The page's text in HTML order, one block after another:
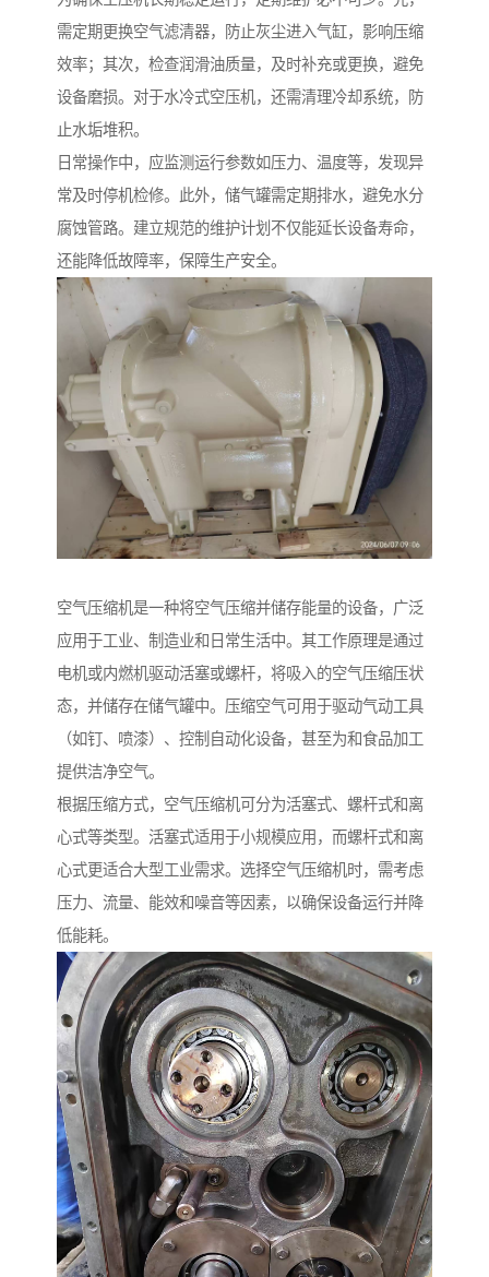
需定期更换空气滤清器，防止灰尘进入气缸，影响压缩
效率；其次，检查润滑油质量，及时补充或更换，避免
设备磨损。对于水冷式空压机，还需清理冷却系统，防
止水垢堆积。
日常操作中，应监测运行参数如压力、温度等，发现异
常及时停机检修。此外，储气罐需定期排水，避免水分
腐蚀管路。建立规范的维护计划不仅能延长设备寿命，
还能降低故障率，保障生产安全。
空气压缩机是一种将空气压缩并储存能量的设备，广泛
应用于工业、制造业和日常生活中。其工作原理是通过
电机或内燃机驱动活塞或螺杆，将吸入的空气压缩压状
态，并储存在储气罐中。压缩空气可用于驱动气动工具
（如钉、喷漆）、控制自动化设备，甚至为和食品加工
提供洁净空气。
根据压缩方式，空气压缩机可分为活塞式、螺杆式和离
心式等类型。活塞式适用于小规模应用，而螺杆式和离
心式更适合大型工业需求。选择空气压缩机时，需考虑
压力、流量、能效和噪音等因素，以确保设备运行并降
低能耗。